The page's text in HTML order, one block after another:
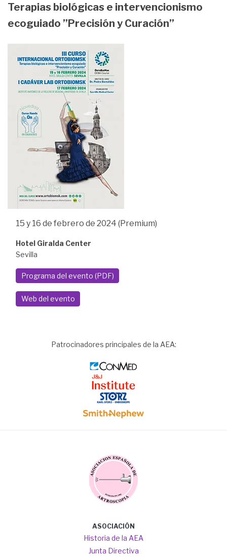
Terapias biológicas e intervencionismo
ecoguiado ”Precisión y Curación”
15 y 16 de febrero de 2024 (Premium)
Hotel Giralda Center
Sevilla
Programa del evento (PDF)
Web del evento
Patrocinadores principales de la AEA:
Image
Image
Image
Image
Image
ASOCIACIÓN
Historia de la AEA
Junta Directiva